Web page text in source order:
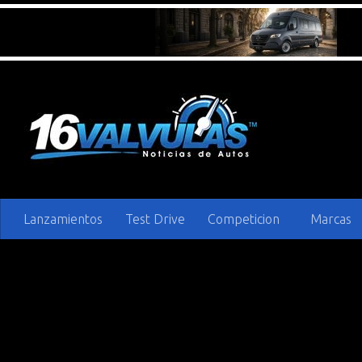
Lanzamientos Test Drive Competicion Marcas